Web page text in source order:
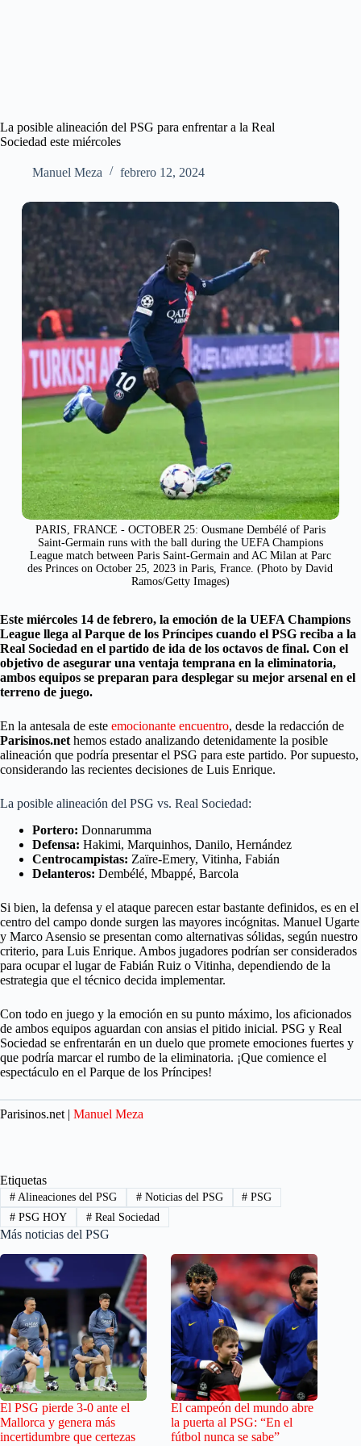
La posible alineación del PSG para enfrentar a la Real
Sociedad este miércoles
Manuel Meza febrero 12, 2024
PARIS, FRANCE - OCTOBER 25: Ousmane Dembélé of Paris
Saint-Germain runs with the ball during the UEFA Champions
League match between Paris Saint-Germain and AC Milan at Parc
des Princes on October 25, 2023 in Paris, France. (Photo by David
Ramos/Getty Images)
Este miércoles 14 de febrero, la emoción de la UEFA Champions
League llega al Parque de los Príncipes cuando el PSG reciba a la
Real Sociedad en el partido de ida de los octavos de final. Con el
objetivo de asegurar una ventaja temprana en la eliminatoria,
ambos equipos se preparan para desplegar su mejor arsenal en el
terreno de juego.
En la antesala de este emocionante encuentro, desde la redacción de
Parisinos.net hemos estado analizando detenidamente la posible
alineación que podría presentar el PSG para este partido. Por supuesto,
considerando las recientes decisiones de Luis Enrique.
La posible alineación del PSG vs. Real Sociedad:
Portero: Donnarumma
Defensa: Hakimi, Marquinhos, Danilo, Hernández
Centrocampistas: Zaïre-Emery, Vitinha, Fabián
Delanteros: Dembélé, Mbappé, Barcola
Si bien, la defensa y el ataque parecen estar bastante definidos, es en el
centro del campo donde surgen las mayores incógnitas. Manuel Ugarte
y Marco Asensio se presentan como alternativas sólidas, según nuestro
criterio, para Luis Enrique. Ambos jugadores podrían ser considerados
para ocupar el lugar de Fabián Ruiz o Vitinha, dependiendo de la
estrategia que el técnico decida implementar.
Con todo en juego y la emoción en su punto máximo, los aficionados
de ambos equipos aguardan con ansias el pitido inicial. PSG y Real
Sociedad se enfrentarán en un duelo que promete emociones fuertes y
que podría marcar el rumbo de la eliminatoria. ¡Que comience el
espectáculo en el Parque de los Príncipes!
Parisinos.net | Manuel Meza
Etiquetas
#Alineaciones del PSG #Noticias del PSG # PSG
#PSG HOY #Real Sociedad
Más noticias del PSG
El PSG pierde 3-0 ante el
Mallorca y genera más
incertidumbre que certezas
El campeón del mundo abre
la puerta al PSG: “En el
fútbol nunca se sabe”